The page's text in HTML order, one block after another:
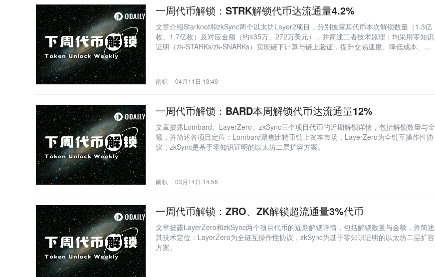
一周代币解锁：STRK解锁代币达流通量4.2%
文章介绍Starknet和zkSync两个以太坊Layer2项目，分别披露其代币本次解锁数量（1.3亿
枚、1.7亿枚）及对应金额（约435万、272万美元），并简述二者技术原理：均采用零知识
证明（zk-STARKs/zk-SNARKs）实现链下计算与链上验证，提升交易速度、降低成本、增
南枳 04月11日 13:49
一周代币解锁：BARD本周解锁代币达流通量12%
文章披露Lombard、LayerZero、zkSync三个项目代币的近期解锁详情，包括解锁数量与金
额，并简述各项目定位：Lombard聚焦比特币链上资本市场，LayerZero为全链互操作性协
议，zkSync是基于零知识证明的以太坊二层扩容方案。
南枳 03月14日 14:56
一周代币解锁：ZRO、ZK解锁超流通量3%代币
文章披露LayerZero和zkSync两个项目代币的近期解锁详情，包括解锁数量与金额，并简述
其技术定位：LayerZero为全链互操作性协议，zkSync为基于零知识证明的以太坊二层扩容
方案。